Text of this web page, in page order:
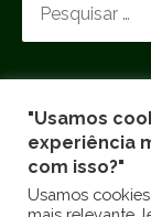
G
A
S
Q
A
R
"Usamos
experiência
com isso?"
Usamos